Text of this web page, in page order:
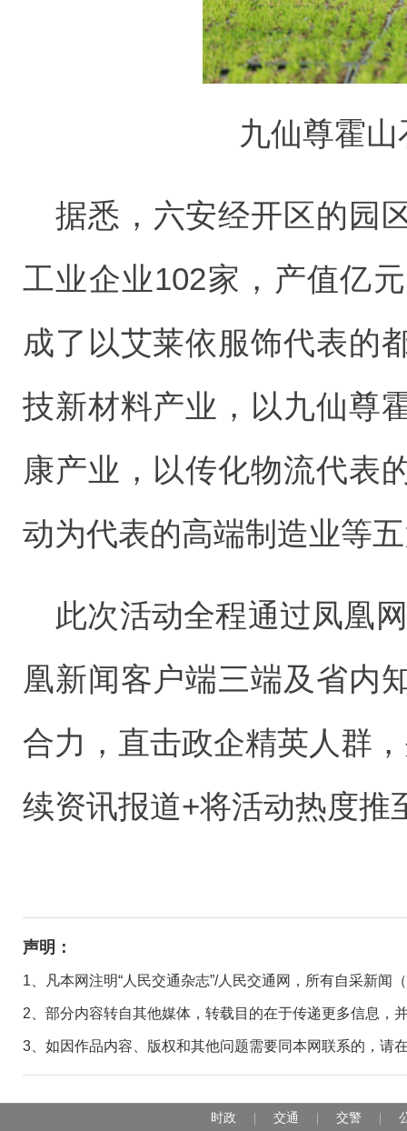
九仙尊霍
据悉，六安经开区的园
工业企业102家，产值亿
成了以艾莱依服饰代表的
技新材料产业，以九仙尊
康产业，以传化物流代表
动为代表的高端制造业等
此次活动全程通过凤凰
凰新闻客户端三端及省内
合力，直击政企精英人群
续资讯报道+将活动热度推
声明：
1、凡本网注明“人民交通杂志”/人民交通网，所有自采新
2、部分内容转自其他媒体，转载目的在于传递更多信息，
3、如因作品内容、版权和其他问题需要同本网联系的，请
时政 交通 交警